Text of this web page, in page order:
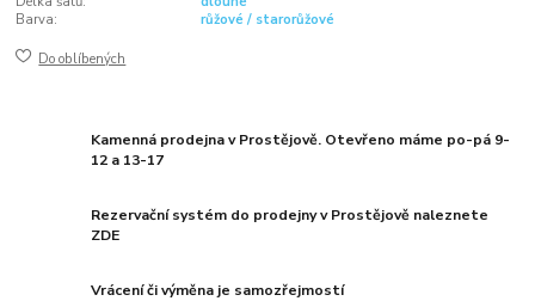
Barva:
růžové / starorůžové
Do oblíbených
Kamenná prodejna v Prostějově. Otevřeno máme po-pá 9-
12 a 13-17
Rezervační systém do prodejny v Prostějově naleznete
ZDE
Vrácení či výměna je samozřejmostí